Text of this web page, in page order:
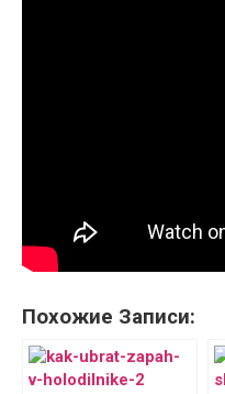
Похожие Записи: